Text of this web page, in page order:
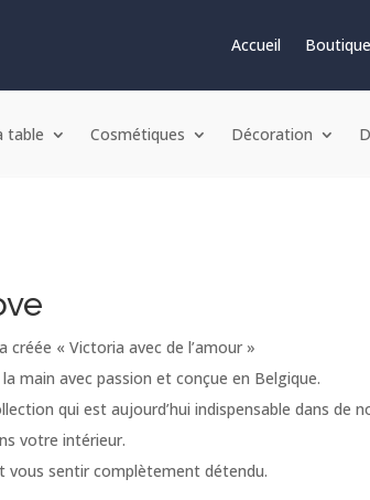
Accueil Boutique
table Cosmétiques Décoration
créée « Victoria avec de l’amour »
main avec passion et conçue en Belgique.
qui est aujourd’hui indispensable dans de
votre intérieur.
vous sentir complètement détendu.